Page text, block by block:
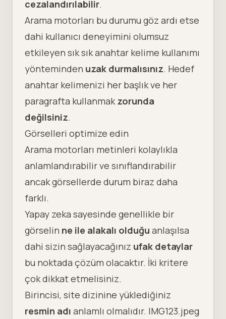
cezalandırılabilir.
Arama motorları bu durumu göz ardı etse
dahi kullanıcı deneyimini olumsuz
etkileyen sık sık anahtar kelime kullanımı
yönteminden uzak durmalısınız. Hedef
anahtar kelimenizi her başlık ve her
paragrafta kullanmakzorunda
değilsiniz.
Görselleri optimize edin
Arama motorları metinleri kolaylıkla
anlamlandırabilir ve sınıflandırabilir
ancak görsellerde durum biraz daha
farklı.
Yapay zeka sayesinde genellikle bir
görselin ne ile alakalı olduğu anlaşılsa
dahi sizin sağlayacağınız ufak detaylar
bu noktada çözüm olacaktır. İki kritere
çok dikkat etmelisiniz.
Birincisi, site dizinine yüklediğiniz
resmin adı anlamlı olmalıdır. IMG123.jpeg